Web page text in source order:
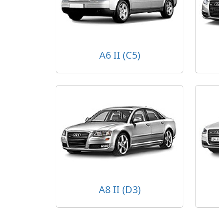
A6 II (C5)
A8 II (D3)